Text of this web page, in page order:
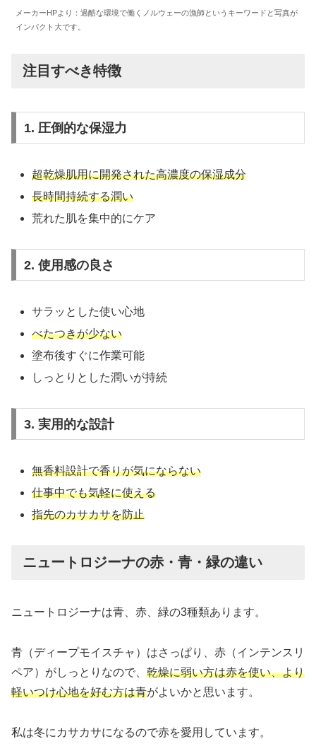
メーカーHPより：過酷な環境で働くノルウェーの漁師というキーワードと写真が
インパクト大です。
注目すべき特徴
1. 圧倒的な保湿力
超乾燥肌用に開発された高濃度の保湿成分
長時間持続する潤い
荒れた肌を集中的にケア
2. 使用感の良さ
サラッとした使い心地
べたつきが少ない
塗布後すぐに作業可能
しっとりとした潤いが持続
3. 実用的な設計
無香料設計で香りが気にならない
仕事中でも気軽に使える
指先のカサカサを防止
ニュートロジーナの赤・青・緑の違い
ニュートロジーナは青、赤、緑の3種類あります。
青（ディープモイスチャ）はさっぱり、赤（インテンスリ
ペア）がしっとりなので、 乾燥に弱い方は赤を使い、より
軽いつけ心地を好む方は青がよいかと思います。
私は冬にカサカサになるので赤を愛用しています。